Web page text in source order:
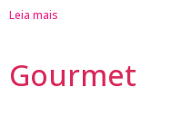
Leia mais
Gourmet